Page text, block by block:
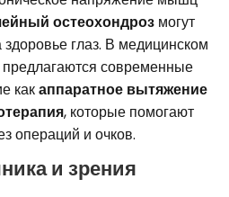
остеохондроз могут
глаз. В медицинском
предлагаются современные
какаппаратное вытяжение
, которые помогают
операций и очков.
и зрения